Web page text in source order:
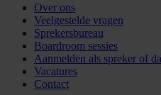
Over ons
Veelgestelde vragen
Sprekersbureau
Boardroom sessies
Aanmelden als spreker of
Vacatures
Contact